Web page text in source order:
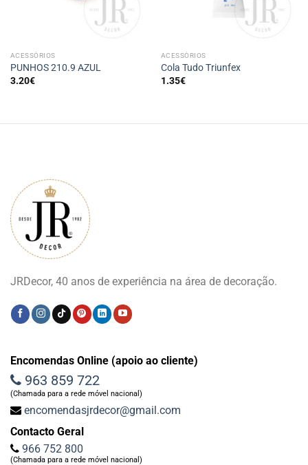
ACESSÓRIOS
PUNHOS 210.9 AZUL
3.20€
ACESSÓRIOS
Cola Tudo Triunfex
1.35€
JRDecor, 40 anos de experiência na área de decoração.
Encomendas Online (apoio ao cliente)
963 859 722
(Chamada para a rede móvel nacional)
encomendasjrdecor@gmail.com
Contacto Geral
966 752 800
(Chamada para a rede móvel nacional)